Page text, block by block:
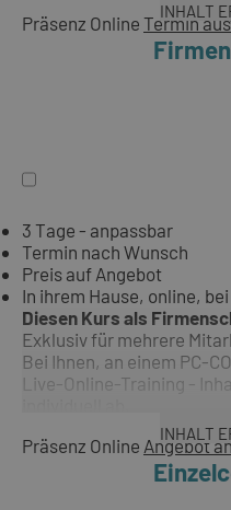
INHALT
Präsenz Online Termin
3 Tage - anpassbar
Termin nach Wunsch
Preis auf Angebot
In ihrem Hause, online,
Diesen Kurs als
Exklusiv für mehrere
Bei Ihnen, an einem PC-
Live-Online-Training -
INHALT
Präsenz Online Angebot